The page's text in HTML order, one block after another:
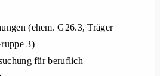
(ehem. G26.3, Träger
3)
für beruflich